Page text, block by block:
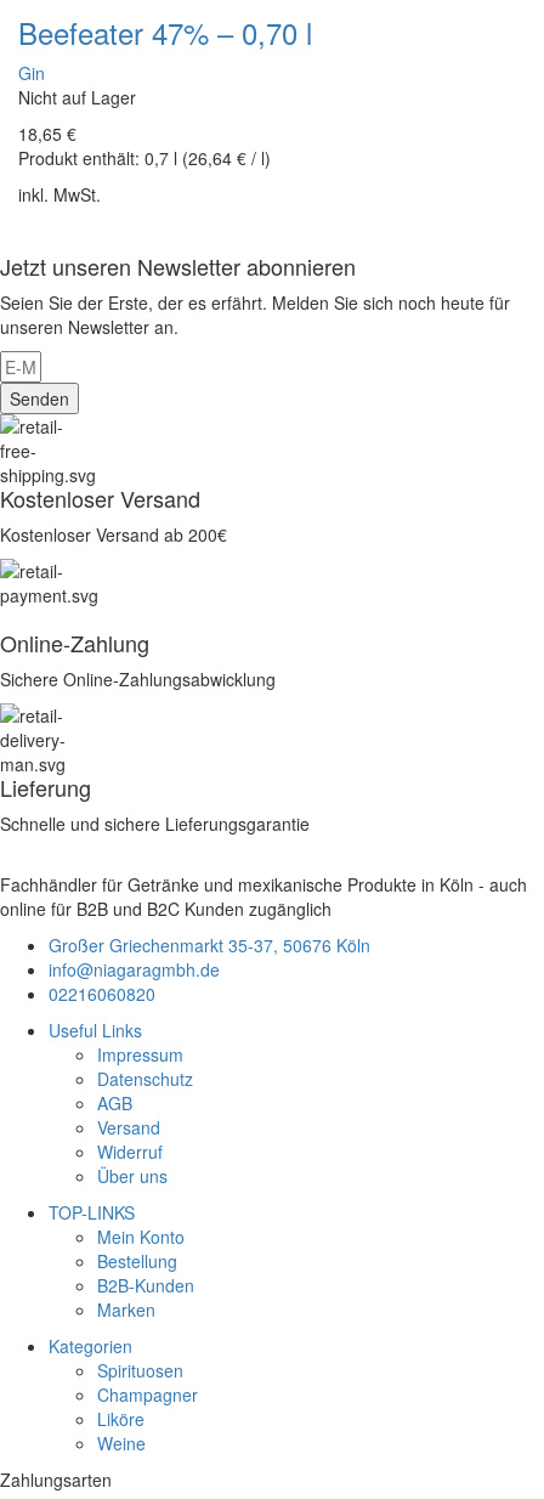
Beefeater 47% – 0,70 l
Gin
Nicht auf Lager
18,65 €
Produkt enthält: 0,7 l (26,64 € / l)
inkl. MwSt.
Jetzt unseren Newsletter abonnieren
Seien Sie der Erste, der es erfährt. Melden Sie sich noch heute für
unseren Newsletter an.
Senden
Kostenloser Versand
Kostenloser Versand ab 200€
Online-Zahlung
Sichere Online-Zahlungsabwicklung
Lieferung
Schnelle und sichere Lieferungsgarantie
Fachhändler für Getränke und mexikanische Produkte in Köln - auch
online für B2B und B2C Kunden zugänglich
Großer Griechenmarkt 35-37, 50676 Köln
info@niagaragmbh.de
02216060820
Useful Links
Impressum
Datenschutz
AGB
Versand
Widerruf
Über uns
TOP-LINKS
Mein Konto
Bestellung
B2B-Kunden
Marken
Kategorien
Spirituosen
Champagner
Liköre
Weine
Zahlungsarten